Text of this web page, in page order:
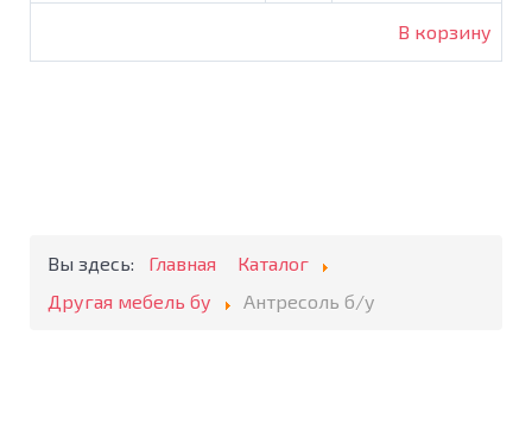
В корзину
Вы здесь: Главная
Каталог
Другая мебель бу
Антресоль б/у